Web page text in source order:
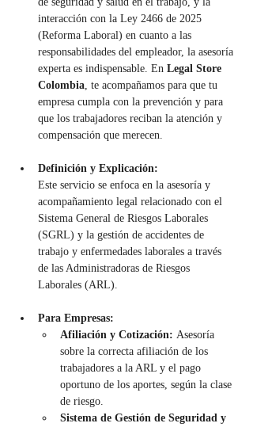
interacción con la Ley 2466 de 2025
(Reforma Laboral) en cuanto a las
responsabilidades del empleador, la asesoría
experta es indispensable. En Legal Store
Colombia, te acompañamos para que tu
empresa cumpla con la prevención y para
que los trabajadores reciban la atención y
compensación que merecen.
Definición y Explicación:
Este servicio se enfoca en la asesoría y
acompañamiento legal relacionado con el
Sistema General de Riesgos Laborales
(SGRL) y la gestión de accidentes de
trabajo y enfermedades laborales a través
de las Administradoras de Riesgos
Laborales (ARL).
Para Empresas:
Afiliación y Cotización: Asesoría
sobre la correcta afiliación de los
trabajadores a la ARL y el pago
oportuno de los aportes, según la clase
de riesgo.
Sistema de Gestión de Seguridad y